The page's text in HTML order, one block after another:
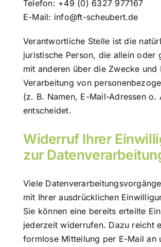
Telefon: +49 (0) 6327 977167
E-Mail: info@ft-scheubert.de
Verantwortliche Stelle ist die
juristische Person, die allein oder
mit anderen über die Zwecke und
Verarbeitung von
(z. B. Namen, E-Mail-Adressen o.
entscheidet.
Widerruf Ihrer
zur
Viele
mit Ihrer ausdrücklichen
Sie können eine bereits erteilte
jederzeit widerrufen. Dazu reicht
formlose Mitteilung per E-Mail an